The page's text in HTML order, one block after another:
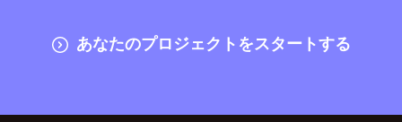
あなたのプロジェクトをスタートする